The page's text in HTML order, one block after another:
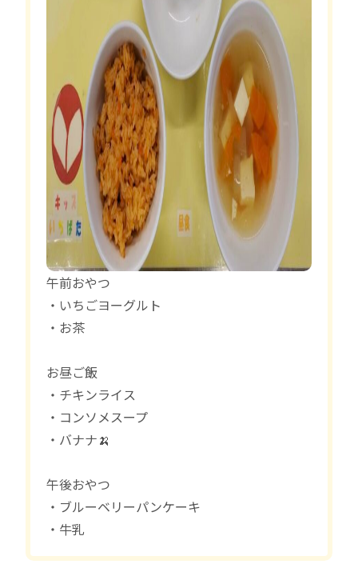
午前おやつ
・いちごヨーグルト
・お茶
お昼ご飯
・チキンライス
・コンソメスープ
・バナナ🍌
午後おやつ
・ブルーベリーパンケーキ
・牛乳